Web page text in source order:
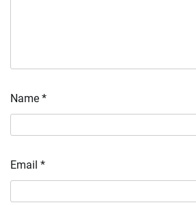
Name *
Email *